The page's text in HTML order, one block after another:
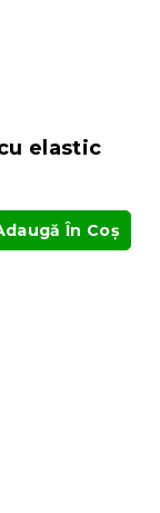
elastic
În Coş